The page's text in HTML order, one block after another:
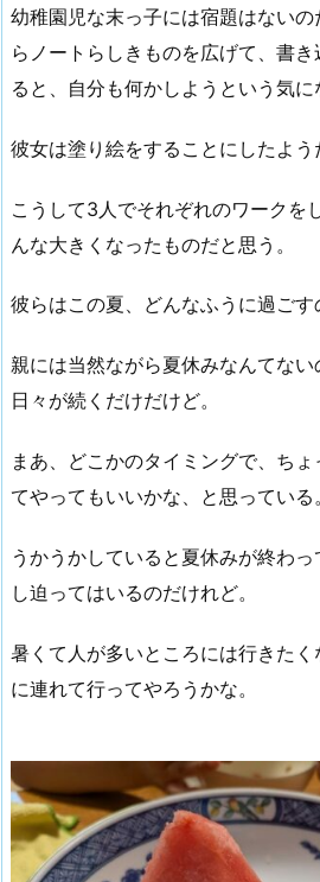
幼稚園児な末っ子には宿題はない
らノートらしきものを広げて、書
ると、自分も何かしようという気に
彼女は塗り絵をすることにしたよう
こうして3人でそれぞれのワークを
んな大きくなったものだと思う。
彼らはこの夏、どんなふうに過ごす
親には当然ながら夏休みなんてな
日々が続くだけだけど。
まあ、どこかのタイミングで、ち
てやってもいいかな、と思っている。
うかうかしていると夏休みが終わ
し迫ってはいるのだけれど。
暑くて人が多いところには行きたく
に連れて行ってやろうかな。